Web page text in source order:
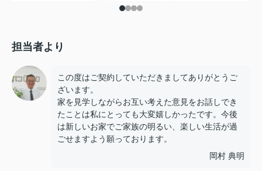
担当者より
この度はご契約していただきましてありがとうご
ざいます。
家を見学しながらお互い考えた意見をお話しでき
たことは私にとっても大変嬉しかったです。今後
は新しいお家でご家族の明るい、楽しい生活が過
ごせますよう願っております。
岡村 典明